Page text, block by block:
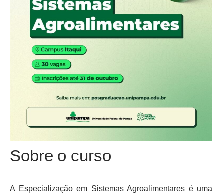
Sobre o curso
A Especialização em Sistemas Agroalimentares é uma